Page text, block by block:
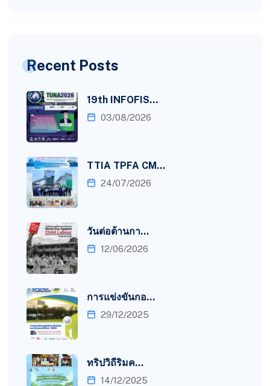
Recent Posts
19th INFOFIS…
03/08/2026
TTIA TPFA CM…
24/07/2026
วันต่อต้านกา…
12/06/2026
การแข่งขันกอ…
29/12/2025
ทริปวิถีริมค…
14/12/2025